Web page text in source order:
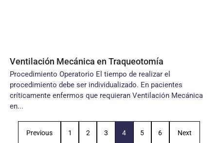
Ventilación Mecánica en Traqueotomía
Procedimiento Operatorio El tiempo de realizar el
procedimiento debe ser individualizado. En pacientes
críticamente enfermos que requieran Ventilación Mecánica
en...
Previous 1 2 3 4 5 6 Next